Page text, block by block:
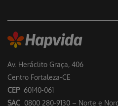
Av. Heráclito Graça, 406
Centro Fortaleza-CE
CEP 60140-061
SAC 0800 280-9130 – Norte e